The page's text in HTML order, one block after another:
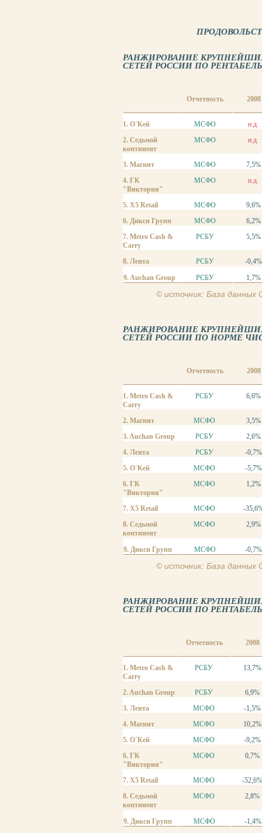
РАНЖИРОВАНИЕ
СЕТЕЙ РОССИИ ПО
Отчетность 2008
1. О`Кей МСФО
н.д.
2. Седьмой
континент
МСФО н.д.
3. Магнит МСФО
7,5%
4. ГК
"Виктория"
МСФО н.д.
5. X5 Retail МСФО
9,6%
6. Дикси Групп
МСФО
6,2%
7. Metro Cash &
Carry
РСБУ 5,5%
8. Лента РСБУ
-0,4%
9. Auchan Group
РСБУ 1,7%
© источник: База
РАНЖИРОВАНИЕ
СЕТЕЙ РОССИИ ПО НОРМЕ
Отчетность 2008
1. Metro Cash &
Carry
РСБУ 6,6%
2. Магнит МСФО
3,5%
3. Auchan Group
РСБУ
2,6%
4. Лента
РСБУ
-0,7%
5. О`Кей
МСФО
-5,7%
6. ГК
"Виктория"
МСФО 1,2%
7. X5 Retail МСФО
-
8. Седьмой
континент
МСФО 2,9%
9. Дикси Групп МСФО -0,7%
© источник: База
РАНЖИРОВАНИЕ
СЕТЕЙ РОССИИ ПО
Отчетность 2008
1. Metro Cash &
Carry
РСБУ 13,7%
2. Auchan Group РСБУ
6,9%
3. Лента
МСФО
-1,5%
4. Магнит
МСФО
10,2%
5. О`Кей
МСФО
-9,2%
6. ГК
"Виктория"
МСФО 0,7%
7. X5 Retail МСФО
-
8. Седьмой
континент
МСФО 2,8%
9. Дикси Групп МСФО -1,4%